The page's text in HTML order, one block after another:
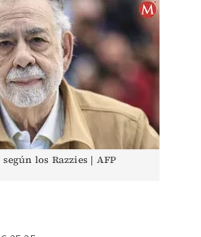
los Razzies | AFP